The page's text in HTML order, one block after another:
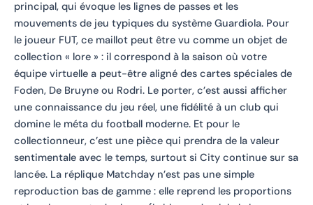
principal, qui évoque les lignes de passes et les
mouvements de jeu typiques du système Guardiola. Pour
le joueur FUT, ce maillot peut être vu comme un objet de
collection « lore » : il correspond à la saison où votre
équipe virtuelle a peut-être aligné des cartes spéciales de
Foden, De Bruyne ou Rodri. Le porter, c’est aussi afficher
une connaissance du jeu réel, une fidélité à un club qui
domine le méta du football moderne. Et pour le
collectionneur, c’est une pièce qui prendra de la valeur
sentimentale avec le temps, surtout si City continue sur sa
lancée. La réplique Matchday n’est pas une simple
reproduction bas de gamme : elle reprend les proportions